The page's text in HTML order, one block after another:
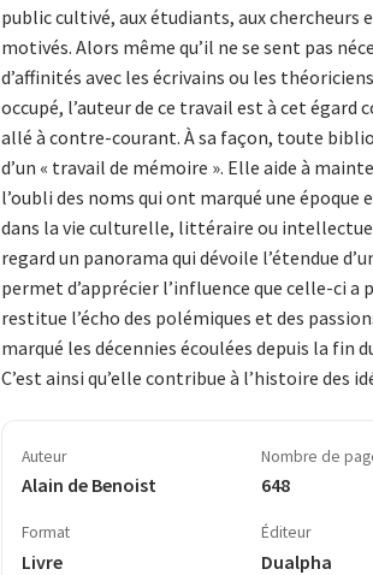
public cultivé, aux étudiants, aux chercheurs
motivés. Alors même qu’il ne se sent pas
d’affinités avec les écrivains ou les
occupé, l’auteur de ce travail est à cet égard
allé à contre-courant. À sa façon, toute
d’un « travail de mémoire ». Elle aide à
l’oubli des noms qui ont marqué une époque
dans la vie culturelle, littéraire ou
regard un panorama qui dévoile l’étendue
permet d’apprécier l’influence que celle-ci a
restitue l’écho des polémiques et des
marqué les décennies écoulées depuis la fin
C’est ainsi qu’elle contribue à l’histoire des
Auteur
Alain de Benoist
Nombre de
648
Format
Livre
Éditeur
Dualpha